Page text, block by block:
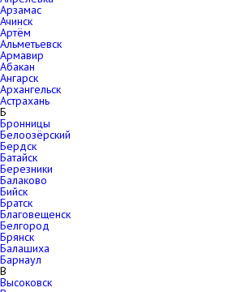
Арзамас
Ачинск
Артём
Альметьевск
Армавир
Абакан
Ангарск
Архангельск
Астрахань
Б
Бронницы
Белоозёрский
Бердск
Батайск
Березники
Балаково
Бийск
Братск
Благовещенск
Белгород
Брянск
Балашиха
Барнаул
В
Высоковск